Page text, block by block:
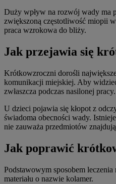
Duży wpływ na rozwój wady ma
zwiększoną częstotliwość miopii
praca wzrokowa do bliży.
Jak przejawia się
Krótkowzroczni dorośli
komunikacji miejskiej. Aby
zwłaszcza podczas nasilonej pracy.
U dzieci pojawia się kłopot z
świadoma obecności wady.
nie zauważa przedmiotów
Jak poprawić
Podstawowym sposobem
materiału o nazwie kolamer.